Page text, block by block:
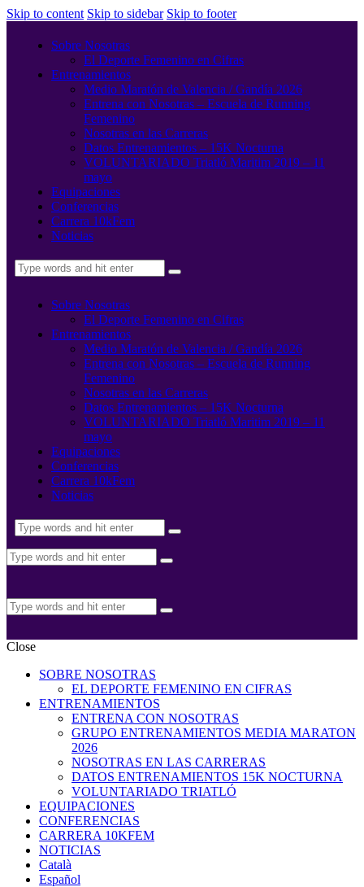
Skip to content Skip to sidebar Skip to footer
Sobre Nosotras
El Deporte Femenino en Cifras
Entrenamientos
Medio Maratón de Valencia / Gandía 2026
Entrena con Nosotras – Escuela de Running
Femenino
Nosotras en las Carreras
Datos Entrenamientos – 15K Nocturna
VOLUNTARIADO Triatló Maritim 2019 – 11
mayo
Equipaciones
Conferencias
Carrera 10kFem
Noticias
Sobre Nosotras
El Deporte Femenino en Cifras
Entrenamientos
Medio Maratón de Valencia / Gandía 2026
Entrena con Nosotras – Escuela de Running
Femenino
Nosotras en las Carreras
Datos Entrenamientos – 15K Nocturna
VOLUNTARIADO Triatló Maritim 2019 – 11
mayo
Equipaciones
Conferencias
Carrera 10kFem
Noticias
Close
SOBRE NOSOTRAS
EL DEPORTE FEMENINO EN CIFRAS
ENTRENAMIENTOS
ENTRENA CON NOSOTRAS
GRUPO ENTRENAMIENTOS MEDIA MARATON
2026
NOSOTRAS EN LAS CARRERAS
DATOS ENTRENAMIENTOS 15K NOCTURNA
VOLUNTARIADO TRIATLÓ
EQUIPACIONES
CONFERENCIAS
CARRERA 10KFEM
NOTICIAS
Català
Español